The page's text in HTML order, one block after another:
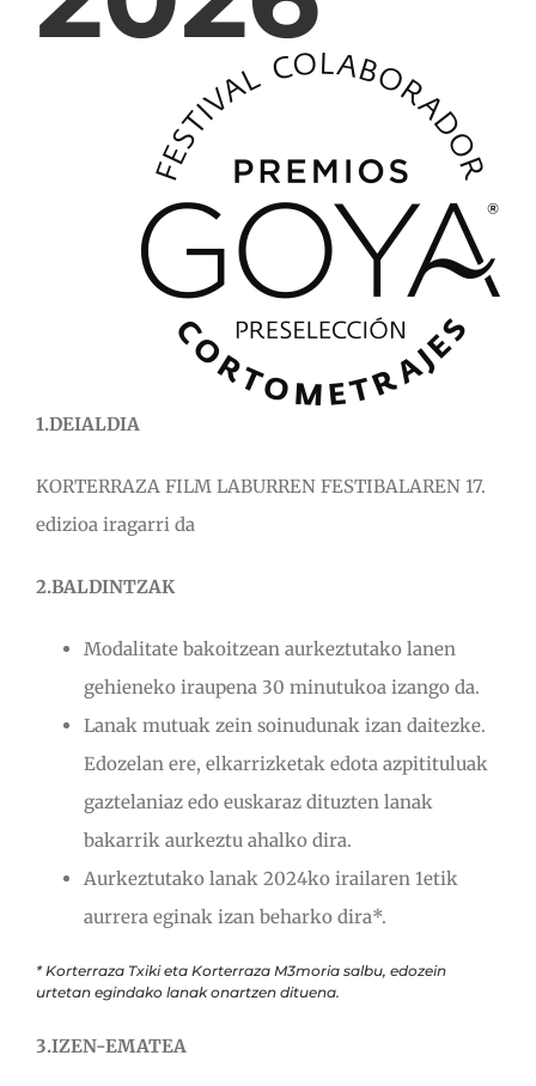
1.DEIALDIA
KORTERRAZA FILM LABURREN FESTIBALAREN 17.
edizioa iragarri da
2.BALDINTZAK
Modalitate bakoitzean aurkeztutako lanen
gehieneko iraupena 30 minutukoa izango da.
Lanak mutuak zein soinudunak izan daitezke.
Edozelan ere, elkarrizketak edota azpitituluak
gaztelaniaz edo euskaraz dituzten lanak
bakarrik aurkeztu ahalko dira.
Aurkeztutako lanak 2024ko irailaren 1etik
aurrera eginak izan beharko dira*.
* Korterraza Txiki eta Korterraza M3moria salbu, edozein
urtetan egindako lanak onartzen dituena.
3.IZEN-EMATEA